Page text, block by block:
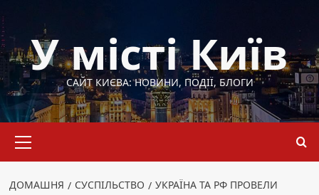
до
вмістуУ місті Київ
САЙТ КИЄВА: НОВИНИ, ПОДІЇ, БЛОГИ
меню
ДОМАШНЯ СУСПІЛЬСТВО
УКРАЇНА ТА РФ ПРОВЕЛИ